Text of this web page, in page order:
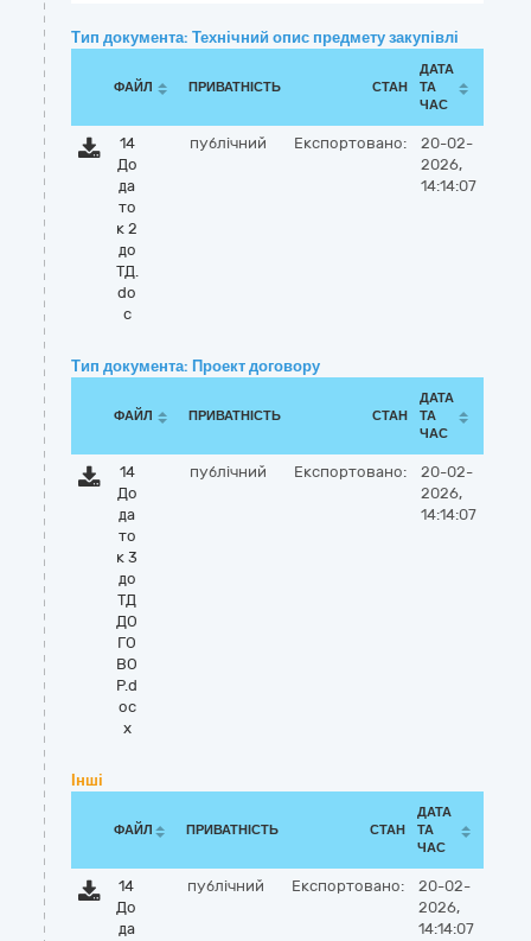
Тип документа: Технічний опис предмету закупівлі
ФАЙЛ ПРИВАТНІСТЬ СТАН
ДАТА
ТА
ЧАС
14
До
да
то
к 2
до
ТД.
do
c
публічний Експортовано:
20-02-
2026,
14:14:07
Тип документа: Проект договору
ФАЙЛ ПРИВАТНІСТЬ СТАН
ДАТА
ТА
ЧАС
14
До
да
то
к 3
до
ТД
ДО
ГО
ВО
Р.d
oc
x
публічний Експортовано:
20-02-
2026,
14:14:07
Інші
ФАЙЛ ПРИВАТНІСТЬ СТАН
ДАТА
ТА
ЧАС
14
До
да
публічний Експортовано:
20-02-
2026,
14:14:07